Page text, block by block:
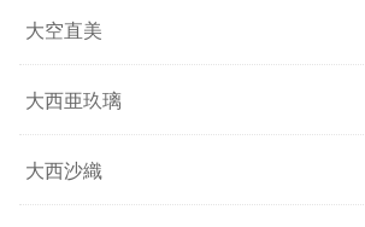
大空直美
大西亜玖璃
大西沙織